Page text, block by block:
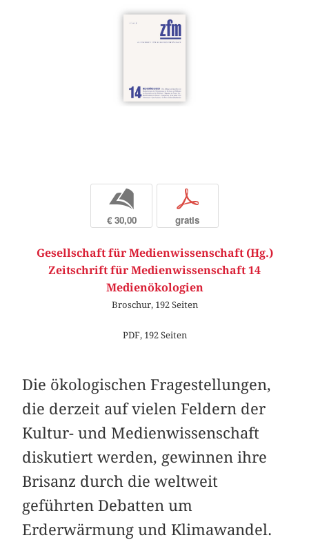
b
€ 30,00
p
gratis
Gesellschaft für Medienwissenschaft (Hg.)
Zeitschrift für Medienwissenschaft 14
Medienökologien
Broschur, 192 Seiten
PDF, 192 Seiten
Die ökologischen Fragestellungen,
die derzeit auf vielen Feldern der
Kultur- und Medienwissenschaft
diskutiert werden, gewinnen ihre
Brisanz durch die weltweit
geführten Debatten um
Erderwärmung und Klimawandel.